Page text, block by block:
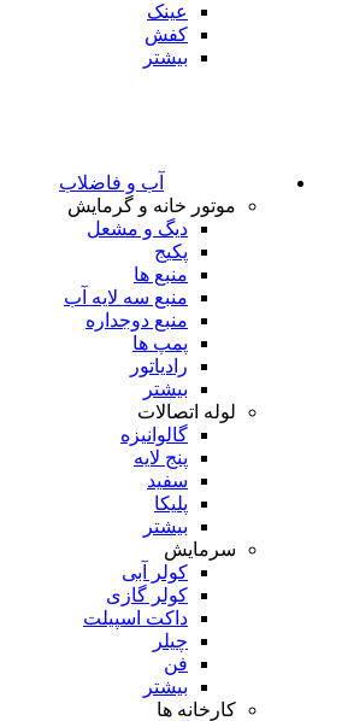
عینک
کفش
بیشتر
آب و فاضلاب
موتور خانه و گرمایش
دیگ و مشعل
پکیج
منبع ها
منبع سه لایه آب
منبع دوجداره
پمپ ها
رادیاتور
بیشتر
لوله اتصالات
گالوانیزه
پنج لایه
سفید
پلیکا
بیشتر
سرمایش
کولر آبی
کولر گازی
داکت اسپیلت
چیلر
فن
بیشتر
کارخانه ها